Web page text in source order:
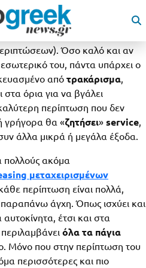
καινούργια αυτοκίνητα
αγορά των
υπάρχει το ρίσκο και καμία
Όσο καλό και αν
του, πάντα υπάρχει ο
από τρακάρισμα,
στα όρια για να βγάλει
περίπτωση που δεν
γρήγορα θα «ζητήσει» service,
άλλα μικρά ή μεγάλα έξοδα.
πολλούς ακόμα
μεταχειρισμένων
περίπτωση είναι πολλά,
άγχη. Όπως ισχύει και
έτσι και στα
όλα τα πάγια
Μόνο που στην περίπτωση του
περισσότερες και πιο